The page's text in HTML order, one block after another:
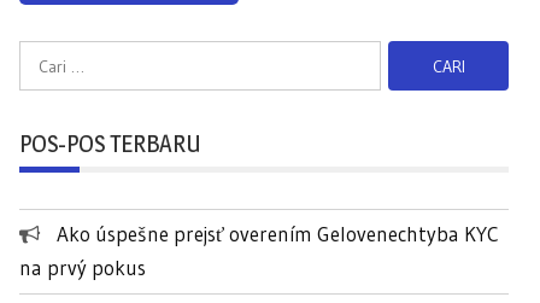
a
t
POS-POS TERBARU
Ako úspešne prejsť overením Gelovenechtyba KYC
na prvý pokus